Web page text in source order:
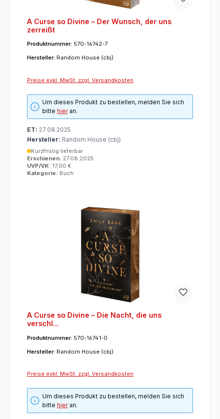
A Curse so Divine – Der Wunsch, der uns
zerreißt
Produktnummer: 570-16742-7
Hersteller: Random House (cbj)
Preise exkl. MwSt. zzgl. Versandkosten
Um dieses Produkt zu bestellen, melden Sie sich
bittehieran.
ET: 27.08.2025
Hersteller: Random House (cbj)
Kurzfristig lieferbar
Erschienen: 27.08.2025
UVP/VK: 17,00 €
Kategorie: Buch
A Curse so Divine – Die Nacht, die uns
verschl...
Produktnummer: 570-16741-0
Hersteller: Random House (cbj)
Preise exkl. MwSt. zzgl. Versandkosten
Um dieses Produkt zu bestellen, melden Sie sich
bittehieran.